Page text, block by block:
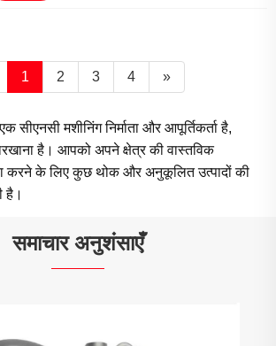
1 2 3 4 »
मशीनिंग निर्माता और आपूर्तिकर्ता है,
है। आपको अपने क्षेत्र की वास्तविक
करने के लिए कुछ थोक और अनुकूलित उत्पादों की
है।
समाचार अनुशंसाएँ